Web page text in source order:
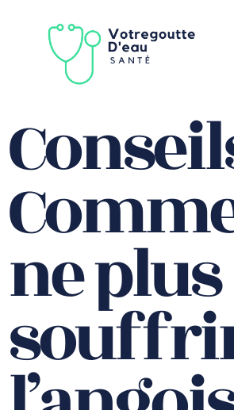
ne plus